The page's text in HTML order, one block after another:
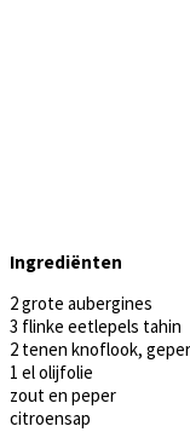
Ingrediënten
2 grote aubergines
3 flinke eetlepels tahin
2 tenen knoflook,
1 el olijfolie
zout en peper
citroensap